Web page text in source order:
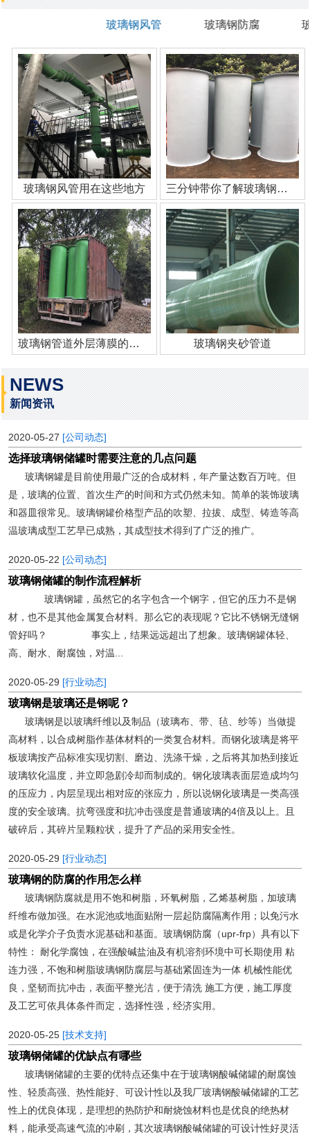
玻璃钢风管 玻璃钢防腐
玻璃钢风管用在这些地方 三分钟带你了解玻璃钢管道
玻璃钢管道外层薄膜的作用 玻璃钢夹砂管道
NEWS
新闻资讯
2020-05-27 [公司动态]
选择玻璃钢储罐时需要注意的几点问题
玻璃钢罐是目前使用最广泛的合成材料，年产量达数百万吨。但
是，玻璃的位置、首次生产的时间和方式仍然未知。简单的装饰玻璃
和器皿很常见。玻璃钢罐价格型产品的吹塑、拉拔、成型、铸造等高
温玻璃成型工艺早已成熟，其成型技术得到了广泛的推广。
2020-05-22 [公司动态]
玻璃钢储罐的制作流程解析
玻璃钢罐，虽然它的名字包含一个钢字，但它的压力不是钢
材，也不是其他金属复合材料。那么它的表现呢？它比不锈钢无缝钢
管好吗？ 事实上，结果远远超出了想象。玻璃钢罐体轻、
高、耐水、耐腐蚀，对温...
2020-05-29 [行业动态]
玻璃钢是玻璃还是钢呢？
玻璃钢是以玻璃纤维以及制品（玻璃布、带、毡、纱等）当做提
高材料，以合成树脂作基体材料的一类复合材料。而钢化玻璃是将平
板玻璃按产品标准实现切割、磨边、洗涤干燥，之后将其加热到接近
玻璃软化温度，并立即急剧冷却而制成的。钢化玻璃表面层造成均匀
的压应力，内层呈现出相对应的张应力，所以说钢化玻璃是一类高强
度的安全玻璃。抗弯强度和抗冲击强度是普通玻璃的4倍及以上。且
破碎后，其碎片呈颗粒状，提升了产品的采用安全性。
2020-05-29 [行业动态]
玻璃钢的防腐的作用怎么样
玻璃钢防腐就是用不饱和树脂，环氧树脂，乙烯基树脂，加玻璃
纤维布做加强。在水泥池或地面贴附一层起防腐隔离作用；以免污水
或是化学介子负责水泥基础和基面。玻璃钢防腐（upr-frp）具有以下
特性： 耐化学腐蚀，在强酸碱盐油及有机溶剂环境中可长期使用 粘
连力强，不饱和树脂玻璃钢防腐层与基础紧固连为一体 机械性能优
良，坚韧而抗冲击，表面平整光洁，便于清洗 施工方便，施工厚度
及工艺可依具体条件而定，选择性强，经济实用。
2020-05-25 [技术支持]
玻璃钢储罐的优缺点有哪些
玻璃钢储罐的主要的优特点还集中在于玻璃钢酸碱储罐的耐腐蚀
性、轻质高强、热性能好、可设计性以及我厂玻璃钢酸碱储罐的工艺
性上的优良体现，是理想的热防护和耐烧蚀材料也是优良的绝热材
料，能承受高速气流的冲刷，其次玻璃钢酸碱储罐的可设计性好灵活